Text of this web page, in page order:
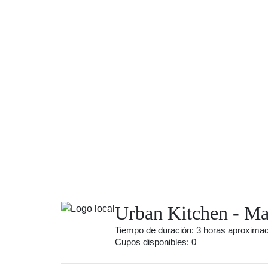
Urban Kitchen -
Tiempo de duración: 3 horas
Cupos disponibles: 0